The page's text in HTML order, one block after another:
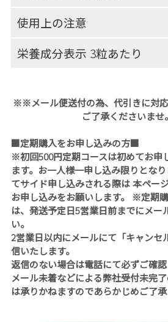
使用上の注意
栄養成分表示 3粒あたり
※※メール便送付の為、代引きに対
ご了承くださいま
■定期購入をお申し込みの方■
※初回500円定期コースは初めてお申
ます。お一人様一申し込み限りとな
てサイド申し込みされる際は 本ペー
お申し込みをお願いします。 ※定期
は、発送予定日5営業日前までにメー
い。
2営業日以内にメールにて「キャンセ
信いたします。
返信のない場合は電話にて必ずご確認
メール未着などによる弊社受付未完
は承りかねますのであらかじめご了承